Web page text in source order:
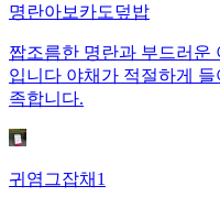
명란아보카도덮밥
짭조름한 명란과 부드러운
입니다 야채가 적절하게
족합니다.
귀염그잡채1